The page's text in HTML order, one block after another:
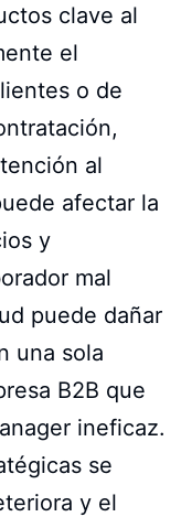
clave al
el
o de
al
afectar la
y
mal
puede dañar
una sola
B2B que
ineficaz.
se
y el